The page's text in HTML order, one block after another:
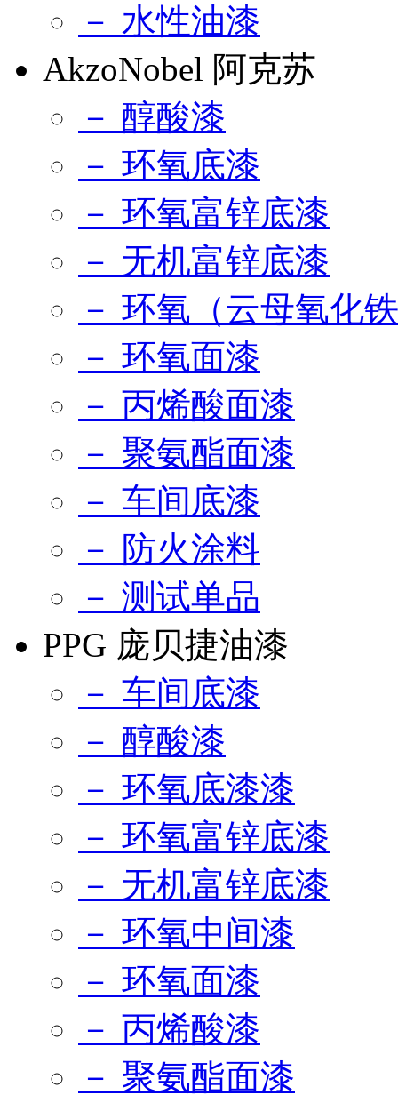
－ 水性油漆
AkzoNobel 阿克苏
－ 醇酸漆
－ 环氧底漆
－ 环氧富锌底漆
－ 无机富锌底漆
－ 环氧（云母氧化
－ 环氧面漆
－ 丙烯酸面漆
－ 聚氨酯面漆
－ 车间底漆
－ 防火涂料
－ 测试单品
PPG 庞贝捷油漆
－ 车间底漆
－ 醇酸漆
－ 环氧底漆漆
－ 环氧富锌底漆
－ 无机富锌底漆
－ 环氧中间漆
－ 环氧面漆
－ 丙烯酸漆
－ 聚氨酯面漆